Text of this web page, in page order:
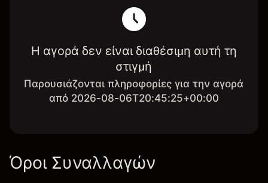
Η αγορά δεν είναι διαθέσιμη αυτή τη
στιγμή
Παρουσιάζονται πληροφορίες για την αγορά
από 2026-08-06T20:45:25+00:00
Όροι Συναλλαγών